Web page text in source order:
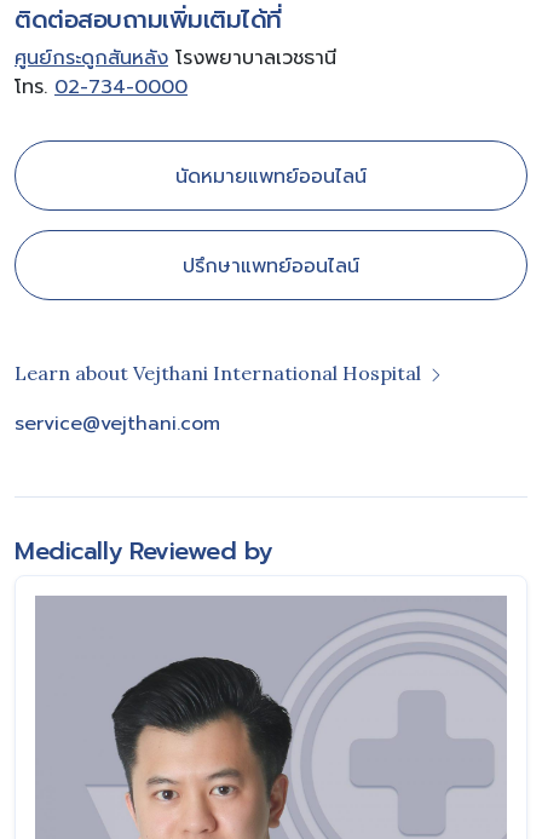
ติดต่อสอบถามเพิ่มเติมได้ที่
ศูนย์กระดูกสันหลัง โรงพยาบาลเวชธานี
โทร. 02-734-0000
นัดหมายแพทย์ออนไลน์
ปรึกษาแพทย์ออนไลน์
Learn about Vejthani International Hospital
service@vejthani.com
Medically Reviewed by